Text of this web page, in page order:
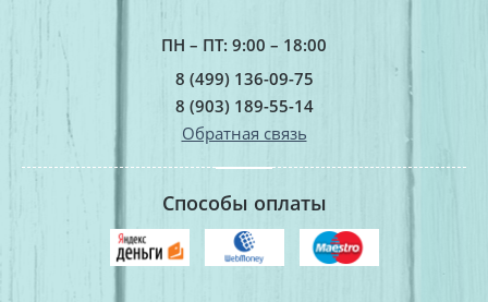
ПН – ПТ: 9:00 – 18:00
8 (499) 136-09-75
8 (903) 189-55-14
Обратная связь
Способы оплаты